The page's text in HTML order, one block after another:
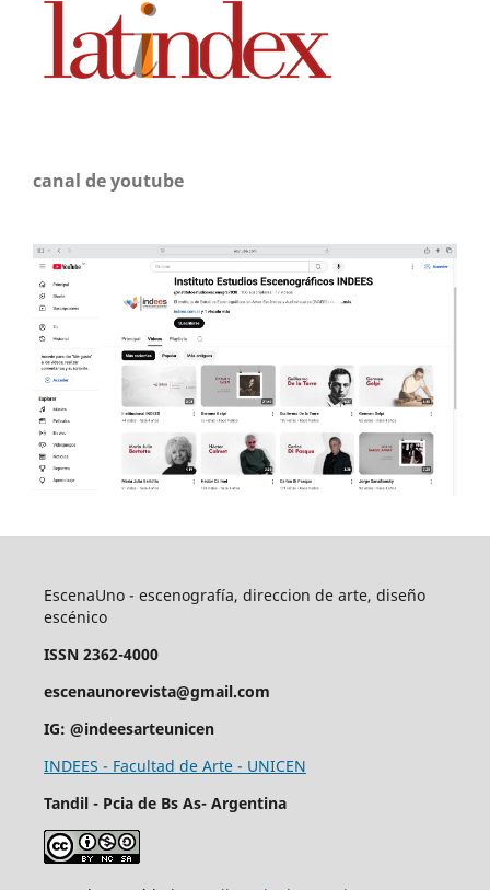
canal de youtube
EscenaUno - escenografía, direccion de arte, diseño
escénico
ISSN 2362-4000
escenaunorevista@gmail.com
IG: @indeesarteunicen
INDEES - Facultad de Arte - UNICEN
Tandil - Pcia de Bs As- Argentina